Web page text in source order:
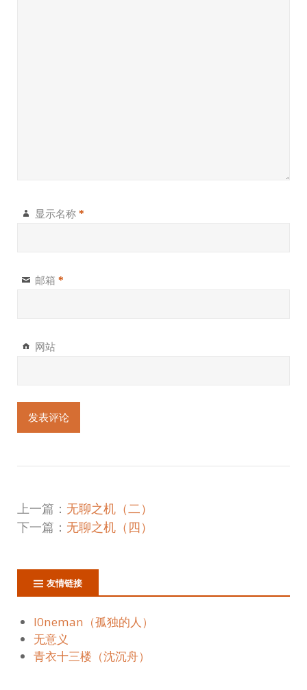
显示名称 *
邮箱 *
网站
上一篇： 无聊之机（二）
下一篇： 无聊之机（四）
友情链接
l0neman（孤独的人）
无意义
青衣十三楼（沈沉舟）